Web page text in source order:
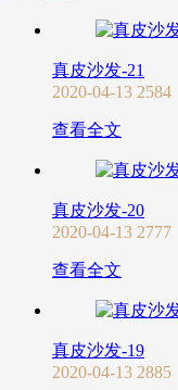
真皮沙发-21
2020-04-13 2584
查看全文
真皮沙发-20
2020-04-13 2777
查看全文
真皮沙发-19
2020-04-13 2885